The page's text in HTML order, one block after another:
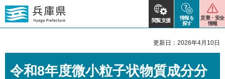
閲覧支援
情報を
探す
災害・安全
情報
更新日：2026年4月10日
令和8年度微小粒子状物質成分分